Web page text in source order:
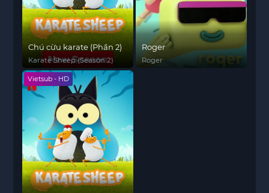
Chú cừu karate (Phần 2)
Karate Sheep (Season 2)
Roger
Roger
Vietsub - HD